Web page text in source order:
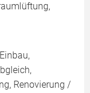
Renovierung /